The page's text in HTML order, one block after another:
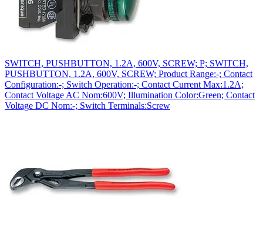
SWITCH, PUSHBUTTON, 1.2A, 600V, SCREW; P; SWITCH,
PUSHBUTTON, 1.2A, 600V, SCREW; Product Range:-; Contact
Configuration:-; Switch Operation:-; Contact Current Max:1.2A;
Contact Voltage AC Nom:600V; Illumination Color:Green; Contact
Voltage DC Nom:-; Switch Terminals:Screw